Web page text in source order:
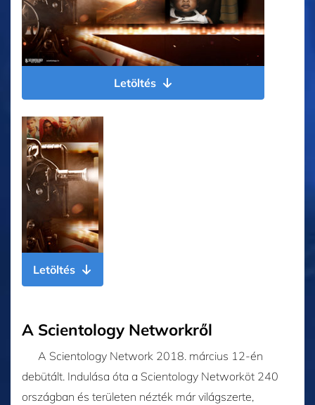
Letöltés
Letöltés
A Scientology Networkről
A Scientology Network 2018. március 12-én
debütált. Indulása óta a Scientology Networköt 240
országban és területen nézték már világszerte,